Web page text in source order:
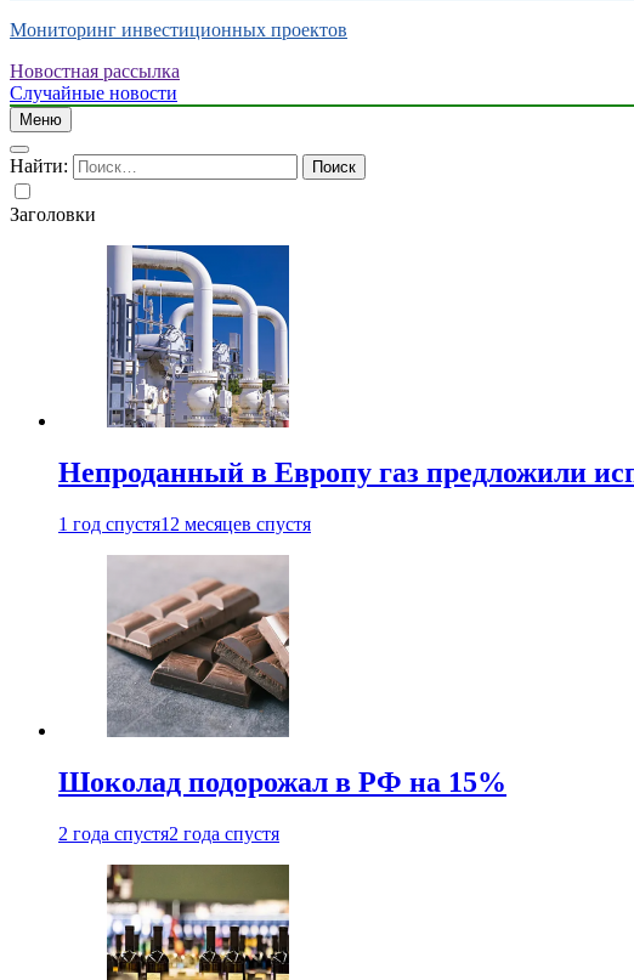
Мониторинг инвестиционных проектов
Новостная рассылка
Случайные новости
Меню
Найти:
Заголовки
Непроданный в Европу газ предложили
1 год спустя12 месяцев спустя
Шоколад подорожал в РФ на 15%
2 года спустя2 года спустя